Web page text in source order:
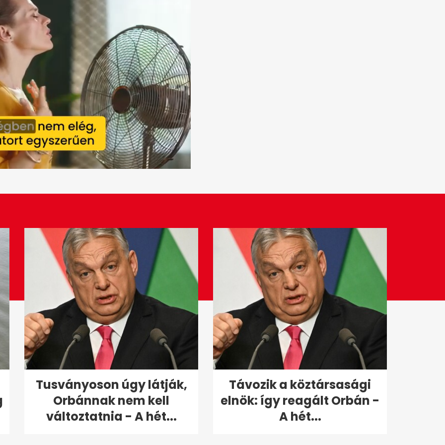
Tusványoson úgy látják,
Orbánnak nem kell
változtatnia - A hét...
Távozik a köztársasági
elnök: így reagált Orbán -
A hét...